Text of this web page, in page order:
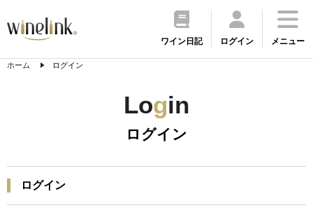
ワイン日記 ログイン メニュー
ホーム ログイン
Login
ログイン
ログイン